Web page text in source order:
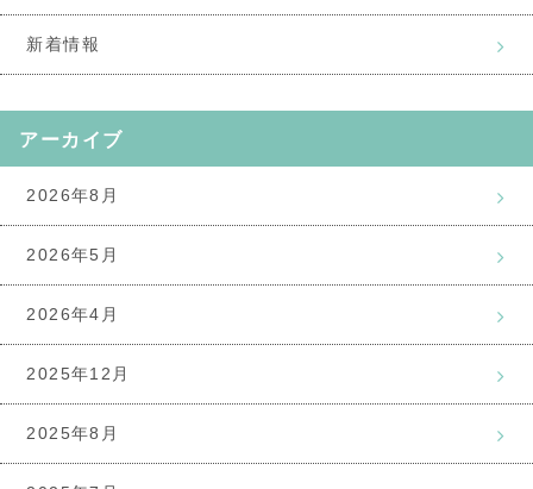
新着情報
アーカイブ
2026年8月
2026年5月
2026年4月
2025年12月
2025年8月